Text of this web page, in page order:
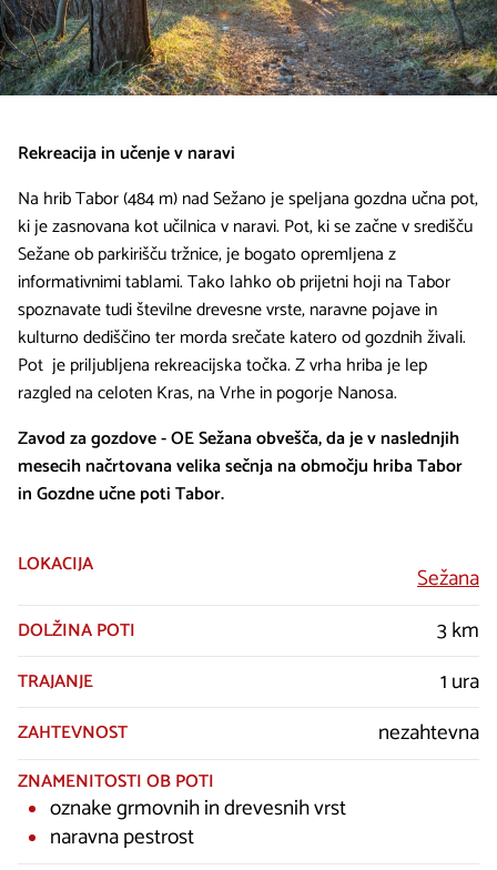
Rekreacija in učenje v naravi
Na hrib Tabor (484 m) nad Sežano je speljana gozdna učna pot,
ki je zasnovana kot učilnica v naravi. Pot, ki se začne v središču
Sežane ob parkirišču tržnice, je bogato opremljena z
informativnimi tablami. Tako lahko ob prijetni hoji na Tabor
spoznavate tudi številne drevesne vrste, naravne pojave in
kulturno dediščino ter morda srečate katero od gozdnih živali.
Pot je priljubljena rekreacijska točka. Z vrha hriba je lep
razgled na celoten Kras, na Vrhe in pogorje Nanosa.
Zavod za gozdove - OE Sežana obvešča, da je v naslednjih
mesecih načrtovana velika sečnja na območju hriba Tabor
in Gozdne učne poti Tabor.
LOKACIJA Sežana
DOLŽINA POTI 3 km
TRAJANJE 1 ura
ZAHTEVNOST nezahtevna
ZNAMENITOSTI OB POTI
oznake grmovnih in drevesnih vrst
naravna pestrost